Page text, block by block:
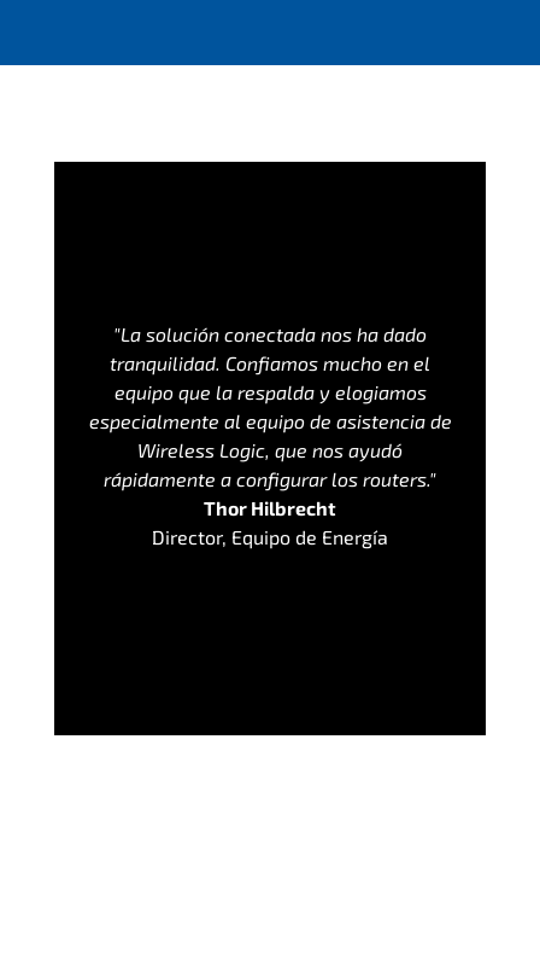
"La solución conectada nos ha dado
tranquilidad. Confiamos mucho en el
equipo que la respalda y elogiamos
especialmente al equipo de asistencia de
Wireless Logic, que nos ayudó
rápidamente a configurar los routers."
Thor Hilbrecht
Director, Equipo de Energía